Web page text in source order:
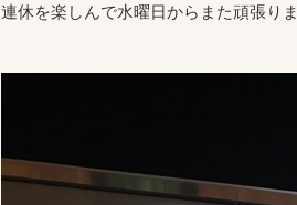
連休を楽しんで水曜日からまた頑張り